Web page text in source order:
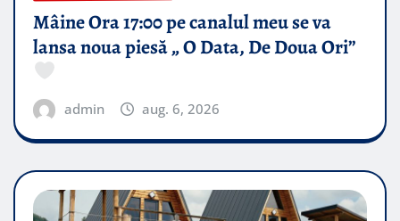
Mâine Ora 17:00 pe canalul meu se va
lansa noua piesă „ O Data, De Doua Ori”
admin aug. 6, 2026